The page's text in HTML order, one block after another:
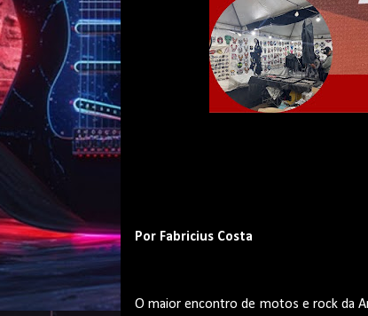
Por Fabricius Costa
O maior encontro de motos e rock da